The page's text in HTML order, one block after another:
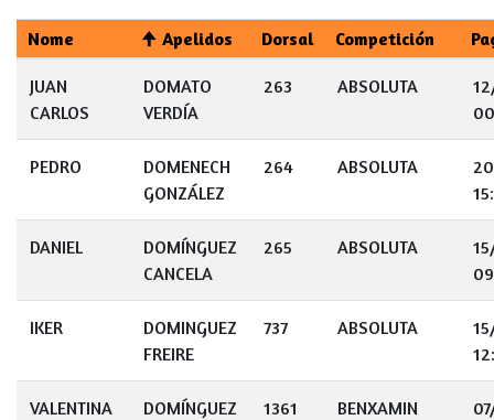
Nome Apelidos Dorsal Competición
JUAN
CARLOS
DOMATO
VERDÍA
263 ABSOLUTA
PEDRO
DOMENECH
GONZÁLEZ
264 ABSOLUTA
DANIEL
DOMÍNGUEZ
CANCELA
265 ABSOLUTA
IKER
DOMINGUEZ
FREIRE
737 ABSOLUTA
VALENTINA
DOMÍNGUEZ
1361 BENXAMIN